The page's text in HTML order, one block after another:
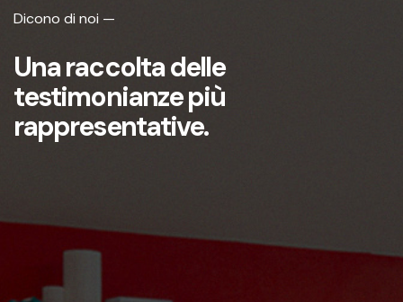
Dicono di noi —
Una raccolta delle
testimonianze più
rappresentative.